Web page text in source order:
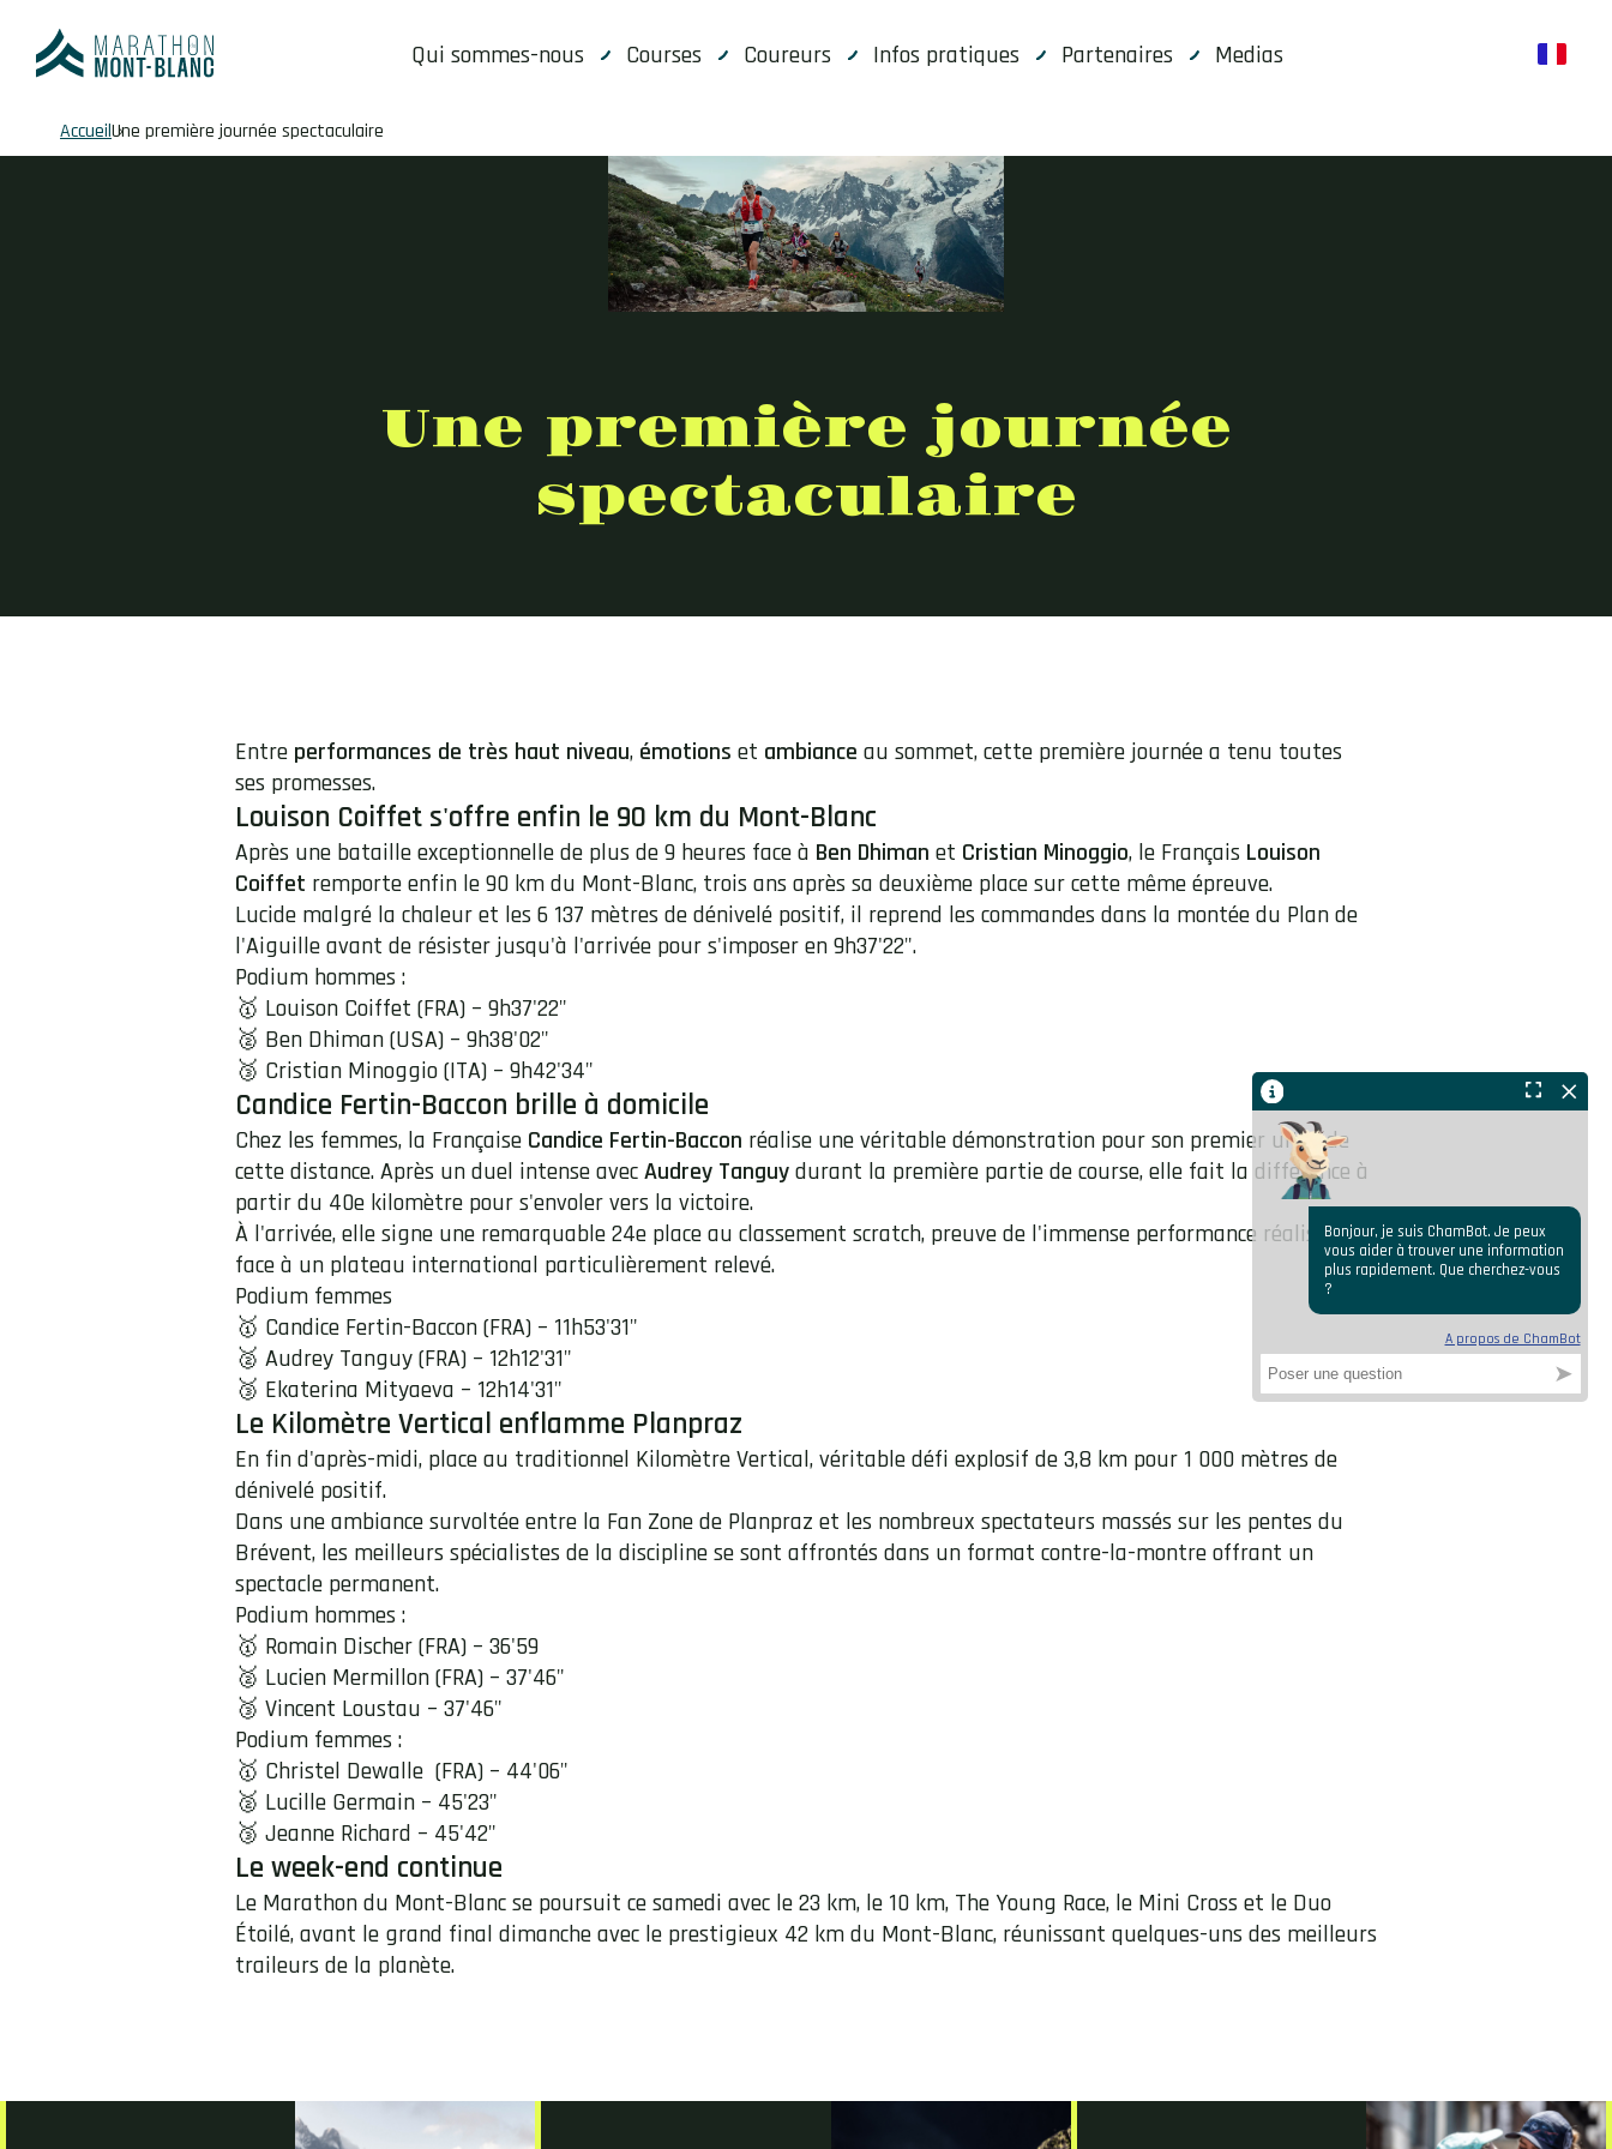
Qui sommes-nous Courses Coureurs Infos pratiques Partenaires Medias fr
Fil AccueilUne première journée spectaculaire
Une première journée
spectaculaire
Entre performances de très haut niveau, émotions et ambiance au sommet, cette première journée a tenu toutes
ses promesses.
Louison Coiffet s'offre enfin le 90 km du Mont-Blanc
Après une bataille exceptionnelle de plus de 9 heures face à Ben Dhiman et Cristian Minoggio, le Français Louison
Coiffet remporte enfin le 90 km du Mont-Blanc, trois ans après sa deuxième place sur cette même épreuve.
Lucide malgré la chaleur et les 6 137 mètres de dénivelé positif, il reprend les commandes dans la montée du Plan de
l'Aiguille avant de résister jusqu'à l'arrivée pour s'imposer en 9h37'22".
Podium hommes :
🥇 Louison Coiffet (FRA) – 9h37'22"
🥈 Ben Dhiman (USA) – 9h38'02"
🥉 Cristian Minoggio (ITA) – 9h42'34"
Candice Fertin-Baccon brille à domicile
Chez les femmes, la Française Candice Fertin-Baccon réalise une véritable démonstration pour son premier ultra de
cette distance. Après un duel intense avecAudrey Tanguydurant la première partie de course, elle fait la différence à
partir du 40e kilomètre pour s'envoler vers la victoire.
À l'arrivée, elle signe une remarquable 24e place au classement scratch, preuve de l'immense performance réalisée
face à un plateau international particulièrement relevé.
Podium femmes
🥇 Candice Fertin-Baccon (FRA) – 11h53'31"
🥈 Audrey Tanguy (FRA) – 12h12'31"
🥉 Ekaterina Mityaeva – 12h14'31"
Le Kilomètre Vertical enflamme Planpraz
En fin d'après-midi, place au traditionnel Kilomètre Vertical, véritable défi explosif de 3,8 km pour 1 000 mètres de
dénivelé positif.
Dans une ambiance survoltée entre la Fan Zone de Planpraz et les nombreux spectateurs massés sur les pentes du
Brévent, les meilleurs spécialistes de la discipline se sont affrontés dans un format contre-la-montre offrant un
spectacle permanent.
Podium hommes :
🥇 Romain Discher (FRA) – 36'59
🥈 Lucien Mermillon (FRA) – 37'46"
🥉 Vincent Loustau – 37'46"
Podium femmes :
🥇 Christel Dewalle (FRA) – 44'06"
🥈 Lucille Germain – 45'23"
🥉 Jeanne Richard – 45'42"
Le week-end continue
Le Marathon du Mont-Blanc se poursuit ce samedi avec le 23 km, le 10 km, The Young Race, le Mini Cross et le Duo
Étoilé, avant le grand final dimanche avec le prestigieux 42 km du Mont-Blanc, réunissant quelques-uns des meilleurs
traileurs de la planète.